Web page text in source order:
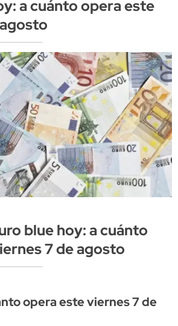
a cuánto opera este
blue hoy: a cuánto
7 de agosto
opera este viernes 7 de